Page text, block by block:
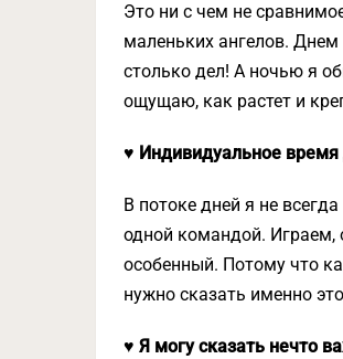
Это ни с чем не
маленьких ангелов.
столько дел! А ночью я
ощущаю, как растет и
♥ Индивидуальное
В потоке дней я не
одной командой.
особенный. Потому что
нужно сказать именно
♥ Я могу сказать нечто